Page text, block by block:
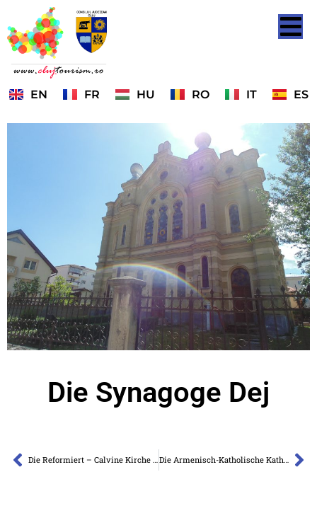
EN FR HU RO IT ES
Die Synagoge Dej
Die Reformiert – Calvine Kirche Dej Die Armenisch-Katholische Kathedralle aus Gherla